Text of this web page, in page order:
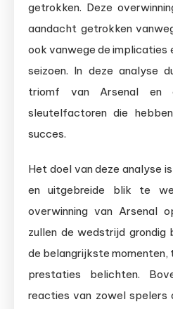
getrokken. Deze
aandacht getrokken
ook vanwege de implicaties
seizoen. In deze analyse
triomf van Arsenal en
sleutelfactoren die
succes.
Het doel van deze analyse
en uitgebreide blik te
overwinning van Arsenal
zullen de wedstrijd grondig
de belangrijkste momenten,
prestaties belichten.
reacties van zowel spelers